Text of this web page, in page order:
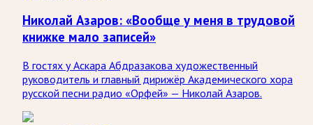
Николай Азаров: «Вообще у меня в трудовой
книжке мало записей»
В гостях у Аскара Абдразакова художественный
руководитель и главный дирижёр Академического хора
русской песни радио «Орфей» — Николай Азаров.